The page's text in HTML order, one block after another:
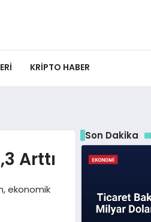
KRIPTO HABER
Arttı
ekonomik
Son Dakika